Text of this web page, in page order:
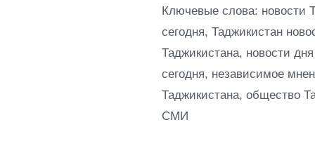
Ключевые слова: новости
сегодня, Таджикистан
Таджикистана, новости
сегодня, независимое
Таджикистана, общество
СМИ